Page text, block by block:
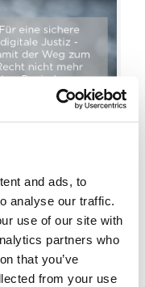
and ads, to
analyse our traffic.
use of our site with
partners who
that you’ve
from your use
digitalisieren
Digitalisierung
(2031)
für die